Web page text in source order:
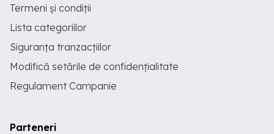
Termeni și condiții
Lista categoriilor
Siguranța tranzacțiilor
Modifică setările de confidențialitate
Regulament Campanie
Parteneri